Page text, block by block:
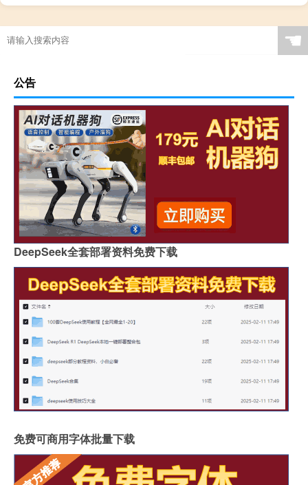
☚
公告
DeepSeek全套部署资料免费下载
免费可商用字体批量下载